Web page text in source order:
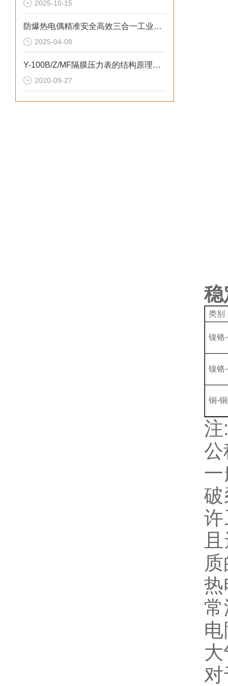
2025-10-15
防爆热电偶精准安全高效三合一工业测温方案
2025-04-08
Y-100B/Z/MF隔膜压力表的结构原理和温度特性
2020-09-27
稳
类别
镍铬
镍铬
铜-
注
公
热